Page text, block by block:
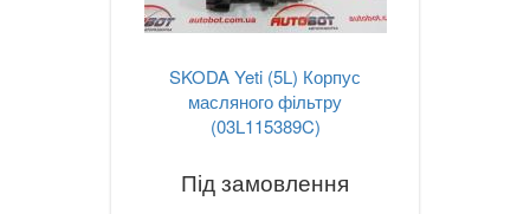
SKODA Yeti (5L) Корпус
масляного фільтру
(03L115389C)
Під замовлення